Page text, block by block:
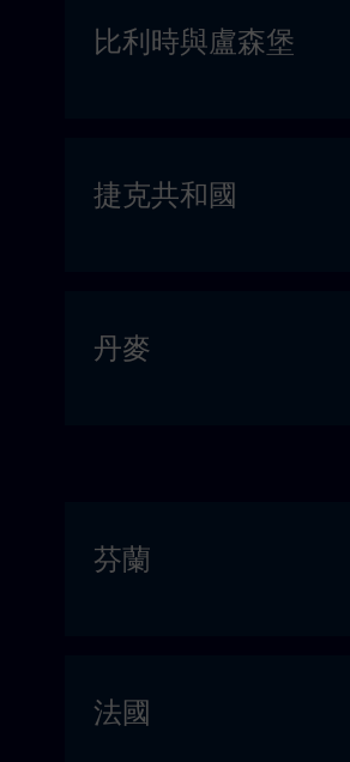
比利時與盧森堡
捷克共和國
丹麥
芬蘭
法國